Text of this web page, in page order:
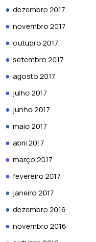
dezembro 2017
novembro 2017
outubro 2017
setembro 2017
agosto 2017
julho 2017
junho 2017
maio 2017
abril 2017
março 2017
fevereiro 2017
janeiro 2017
dezembro 2016
novembro 2016